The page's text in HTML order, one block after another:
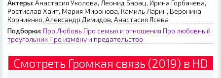
Актеры: Анастасия Уколова, Леонид Барац, Ирина Горбачева,
Ростислав Хаит, Мария Миронова, Камиль Ларин, Вероника
Корниенко, Александр Демидов, Анастасия Ясева
Подборки: Про Любовь Про семью и отношения Про любовный
треугольник Про измену и предательство
Смотреть Громкая связь (2019) в HD